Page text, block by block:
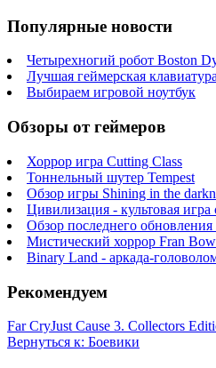
Популярные новости
Четырехногий робот Boston
Лучшая геймерская
Выбираем игровой ноутбук
Обзоры от геймеров
Хоррор игра Cutting Class
Тоннельный шутер Tempest
Обзор игры Shining in the
Цивилизация - культовая игра
Обзор последнего обновления
Мистический хоррор Fran Bow
Binary Land - аркада-
Рекомендуем
Far CryJust Cause 3. Collectors
Вернуться к: Боевики